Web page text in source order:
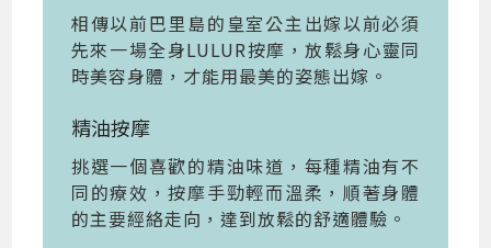
相傳以前巴里島的皇室公主出嫁以前必須
先來一場全身LULUR按摩，放鬆身心靈同
時美容身體，才能用最美的姿態出嫁。
精油按摩
挑選一個喜歡的精油味道，每種精油有不
同的療效，按摩手勁輕而溫柔，順著身體
的主要經絡走向，達到放鬆的舒適體驗。